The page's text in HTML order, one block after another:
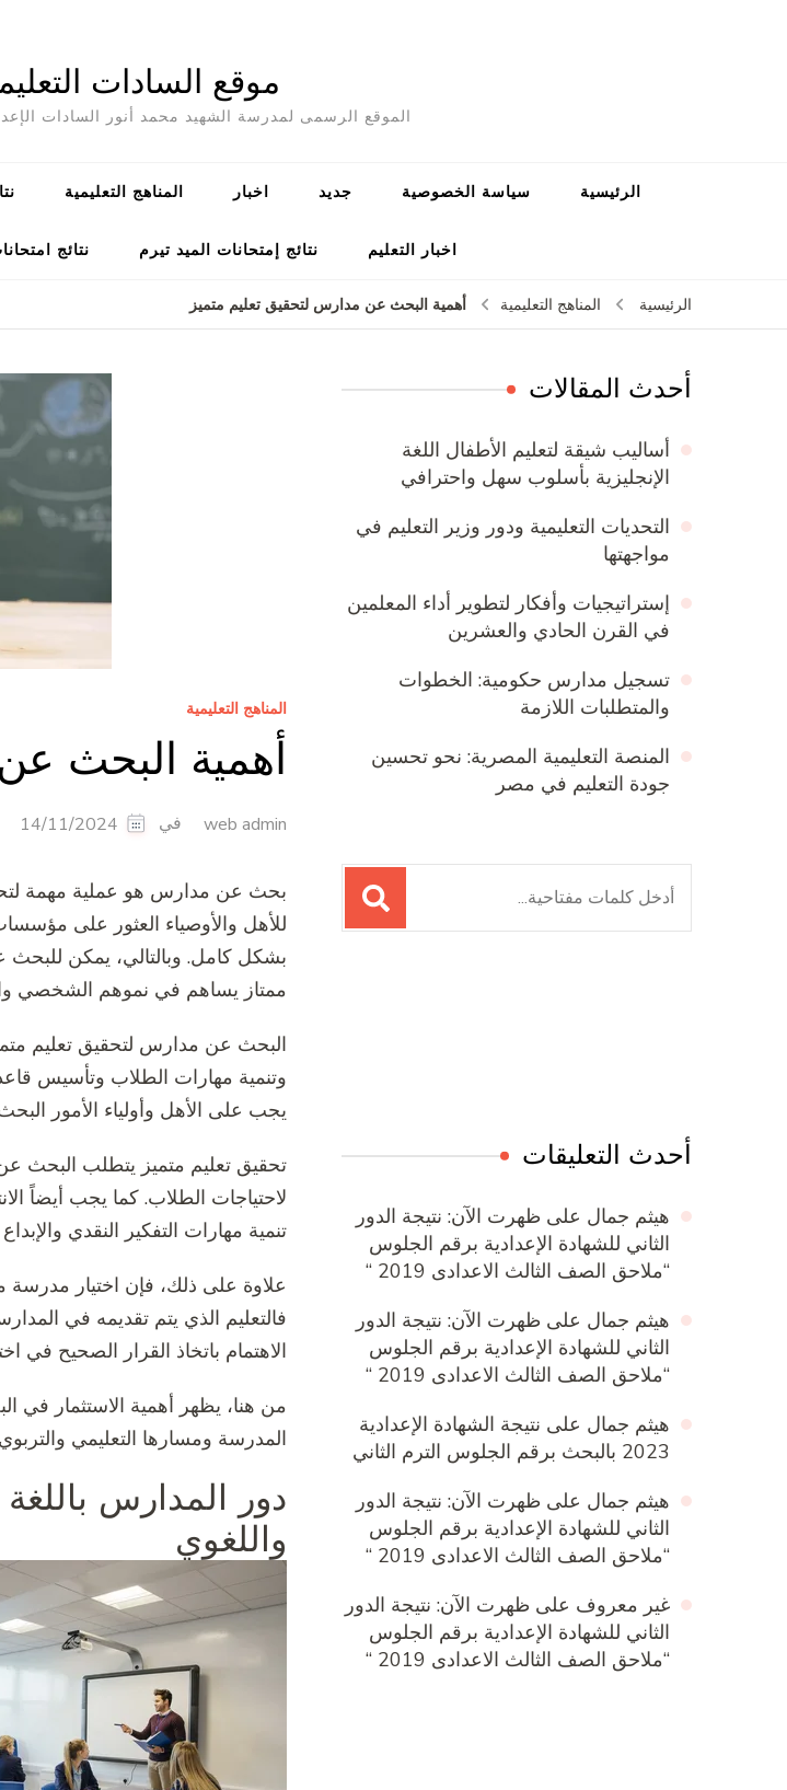
موقع السادات
الموقع الرسمى لمدرسة الشهيد محمد أنور السادات
الرئيسية سياسة الخصوصية جديد اخبار المناهج التعليمية
اخبار التعليم نتائج إمتحانات الميد تيرم نتائج امتحانات
الرئيسية المناهج التعليمية أهمية البحث عن مدارس لتحقيق تعليم متميز
المناهج التعليمية
أهمية البحث
web admin في 14/11/2024
بحث عن مدارس هو عملية مهمة
للأهل والأوصياء العثور على
بشكل كامل. وبالتالي، يمكن
ممتاز يساهم في نموهم الشخصي
البحث عن مدارس لتحقيق تعليم
وتنمية مهارات الطلاب وتأسيس
يجب على الأهل وأولياء الأمور
تحقيق تعليم متميز يتطلب البحث
لاحتياجات الطلاب. كما يجب أيضاً
تنمية مهارات التفكير النقدي
علاوة على ذلك، فإن اختيار مدرسة
فالتعليم الذي يتم تقديمه في
الاهتمام باتخاذ القرار الصحيح في
من هنا، يظهر أهمية الاستثمار في
المدرسة ومسارها التعليمي
دور المدارس باللغة
واللغوي
أحدث المقالات
أساليب شيقة لتعليم الأطفال اللغة
الإنجليزية بأسلوب سهل واحترافي
التحديات التعليمية ودور وزير التعليم في
مواجهتها
إستراتيجيات وأفكار لتطوير أداء المعلمين
في القرن الحادي والعشرين
تسجيل مدارس حكومية: الخطوات
والمتطلبات اللازمة
المنصة التعليمية المصرية: نحو تحسين
جودة التعليم في مصر
البحث
عن:
أحدث التعليقات
هيثم جمال على ظهرت الآن: نتيجة الدور
الثاني للشهادة الإعدادية برقم الجلوس
“ملاحق الصف الثالث الاعدادى 2019 “
هيثم جمال على ظهرت الآن: نتيجة الدور
الثاني للشهادة الإعدادية برقم الجلوس
“ملاحق الصف الثالث الاعدادى 2019 “
هيثم جمال على نتيجة الشهادة الإعدادية
2023 بالبحث برقم الجلوس الترم الثاني
هيثم جمال على ظهرت الآن: نتيجة الدور
الثاني للشهادة الإعدادية برقم الجلوس
“ملاحق الصف الثالث الاعدادى 2019 “
غير معروف على ظهرت الآن: نتيجة الدور
الثاني للشهادة الإعدادية برقم الجلوس
“ملاحق الصف الثالث الاعدادى 2019 “